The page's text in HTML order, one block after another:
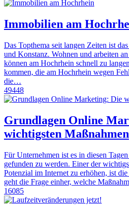
Immobilien am
Das Topthema seit langen Zeiten ist
und Konstanz. Wohnen und arbeiten
können am Hochrhein schnell zu
kommen, die am Hochrhein wegen
die…
49448
Grundlagen Online
wichtigsten Maßnahmen
Für Unternehmen ist es in diesen
gefunden zu werden. Einer der
Potenzial im Internet zu erhöhen, ist
geht die Frage einher, welche
16085